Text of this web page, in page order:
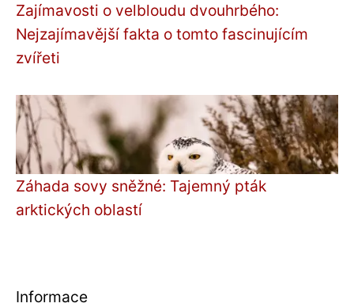
Zajímavosti o velbloudu dvouhrbého:
Nejzajímavější fakta o tomto fascinujícím
zvířeti
Záhada sovy sněžné: Tajemný pták
arktických oblastí
Informace